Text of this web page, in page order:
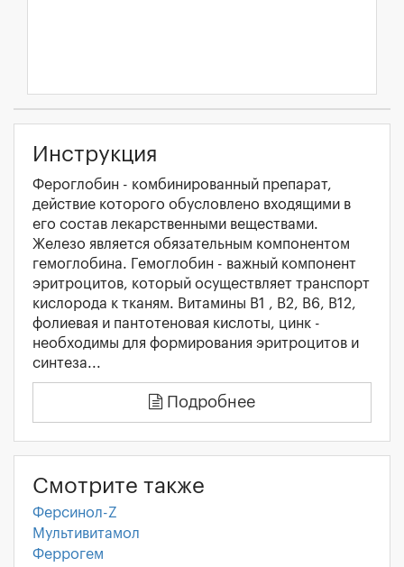
Инструкция
Фероглобин - комбинированный препарат,
действие которого обусловлено входящими в
его состав лекарственными веществами.
Железо является обязательным компонентом
гемоглобина. Гемоглобин - важный компонент
эритроцитов, который осуществляет транспорт
кислорода к тканям. Витамины В1 , В2, В6, В12,
фолиевая и пантотеновая кислоты, цинк -
необходимы для формирования эритроцитов и
синтеза...
Подробнее
Смотрите также
Ферсинол-Z
Мультивитамол
Феррогем